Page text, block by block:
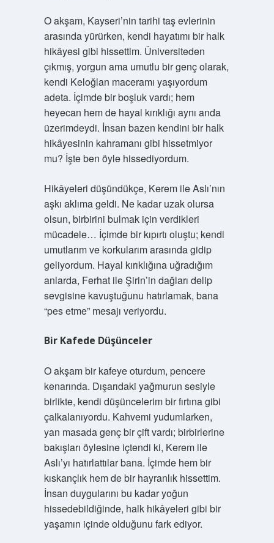
O akşam, Kayseri’nin tarihi taş evlerinin
arasında yürürken, kendi hayatımı bir halk
hikâyesi gibi hissettim. Üniversiteden
çıkmış, yorgun ama umutlu bir genç olarak,
kendi Keloğlan maceramı yaşıyordum
adeta. İçimde bir boşluk vardı; hem
heyecan hem de hayal kırıklığı aynı anda
üzerimdeydi. İnsan bazen kendini bir halk
hikâyesinin kahramanı gibi hissetmiyor
mu? İşte ben öyle hissediyordum.
Hikâyeleri düşündükçe, Kerem ile Aslı’nın
aşkı aklıma geldi. Ne kadar uzak olursa
olsun, birbirini bulmak için verdikleri
mücadele… İçimde bir kıpırtı oluştu; kendi
umutlarım ve korkularım arasında gidip
geliyordum. Hayal kırıklığına uğradığım
anlarda, Ferhat ile Şirin’in dağları delip
sevgisine kavuştuğunu hatırlamak, bana
“pes etme” mesajı veriyordu.
Bir Kafede Düşünceler
O akşam bir kafeye oturdum, pencere
kenarında. Dışarıdaki yağmurun sesiyle
birlikte, kendi düşüncelerim bir fırtına gibi
çalkalanıyordu. Kahvemi yudumlarken,
yan masada genç bir çift vardı; birbirlerine
bakışları öylesine içtendi ki, Kerem ile
Aslı’yı hatırlattılar bana. İçimde hem bir
kıskançlık hem de bir hayranlık hissettim.
İnsan duygularını bu kadar yoğun
hissedebildiğinde, halk hikâyeleri gibi bir
yaşamın içinde olduğunu fark ediyor.